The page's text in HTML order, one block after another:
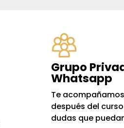
Grupo
Whatsapp
Te
después del
dudas que